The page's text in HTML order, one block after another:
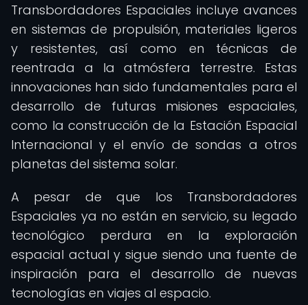
Transbordadores Espaciales incluye avances
en sistemas de propulsión, materiales ligeros
y resistentes, así como en técnicas de
reentrada a la atmósfera terrestre. Estas
innovaciones han sido fundamentales para el
desarrollo de futuras misiones espaciales,
como la construcción de la Estación Espacial
Internacional y el envío de sondas a otros
planetas del sistema solar.
A pesar de que los Transbordadores
Espaciales ya no están en servicio, su legado
tecnológico perdura en la exploración
espacial actual y sigue siendo una fuente de
inspiración para el desarrollo de nuevas
tecnologías en viajes al espacio.